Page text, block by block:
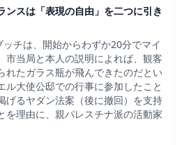
ンスは「表現の自由」を二つに引き
チは、開始からわずか20分でマイ
市当局と本人の説明によれば、観客
れたガラス瓶が飛んできたのだとい
ル大使公邸での行事に参加したこと
げるヤダン法案（後に撤回）を支持
を理由に、親パレスチナ派の活動家